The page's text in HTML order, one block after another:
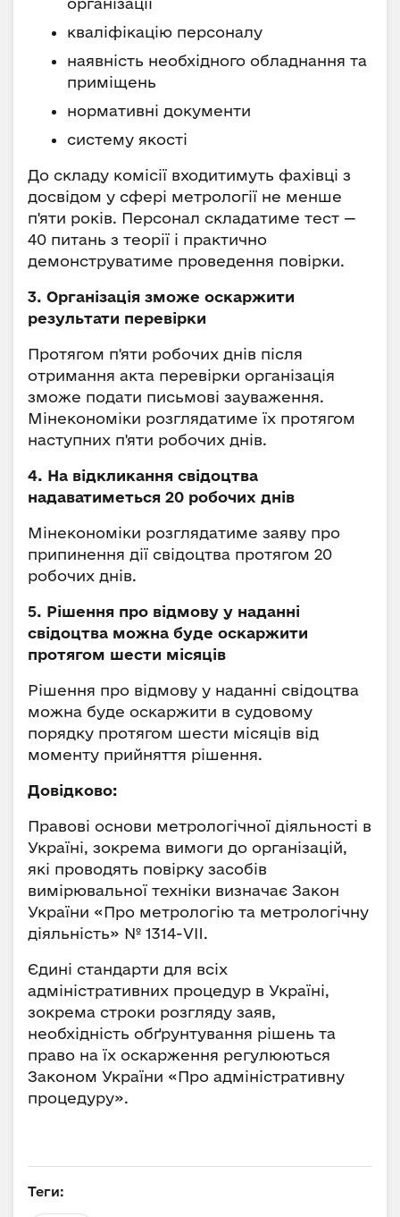
організації
кваліфікацію персоналу
наявність необхідного обладнання та
приміщень
нормативні документи
систему якості
До складу комісії входитимуть фахівці з
досвідом у сфері метрології не менше
п'яти років. Персонал складатиме тест —
40 питань з теорії і практично
демонструватиме проведення повірки.
3. Організація зможе оскаржити
результати перевірки
Протягом п'яти робочих днів після
отримання акта перевірки організація
зможе подати письмові зауваження.
Мінекономіки розглядатиме їх протягом
наступних п'яти робочих днів.
4. На відкликання свідоцтва
надаватиметься 20 робочих днів
Мінекономіки розглядатиме заяву про
припинення дії свідоцтва протягом 20
робочих днів.
5. Рішення про відмову у наданні
свідоцтва можна буде оскаржити
протягом шести місяців
Рішення про відмову у наданні свідоцтва
можна буде оскаржити в судовому
порядку протягом шести місяців від
моменту прийняття рішення.
Довідково:
Правові основи метрологічної діяльності в
Україні, зокрема вимоги до організацій,
які проводять повірку засобів
вимірювальної техніки визначає Закон
України «Про метрологію та метрологічну
діяльність» № 1314-VII.
Єдині стандарти для всіх
адміністративних процедур в Україні,
зокрема строки розгляду заяв,
необхідність обґрунтування рішень та
право на їх оскарження регулюються
Законом України «Про адміністративну
процедуру».
Теги: